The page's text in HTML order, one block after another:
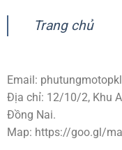
Trang chủ
Email:
Địa chỉ: 12/10/2, Khu
Đồng Nai.
Map: https://goo.gl/